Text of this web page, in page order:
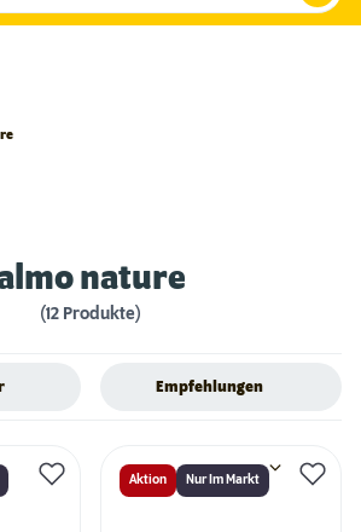
nature
(12 Produkte)
Empfehlungen
Aktion Nur Im Markt